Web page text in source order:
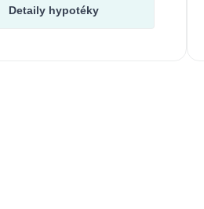
Detaily hypotéky